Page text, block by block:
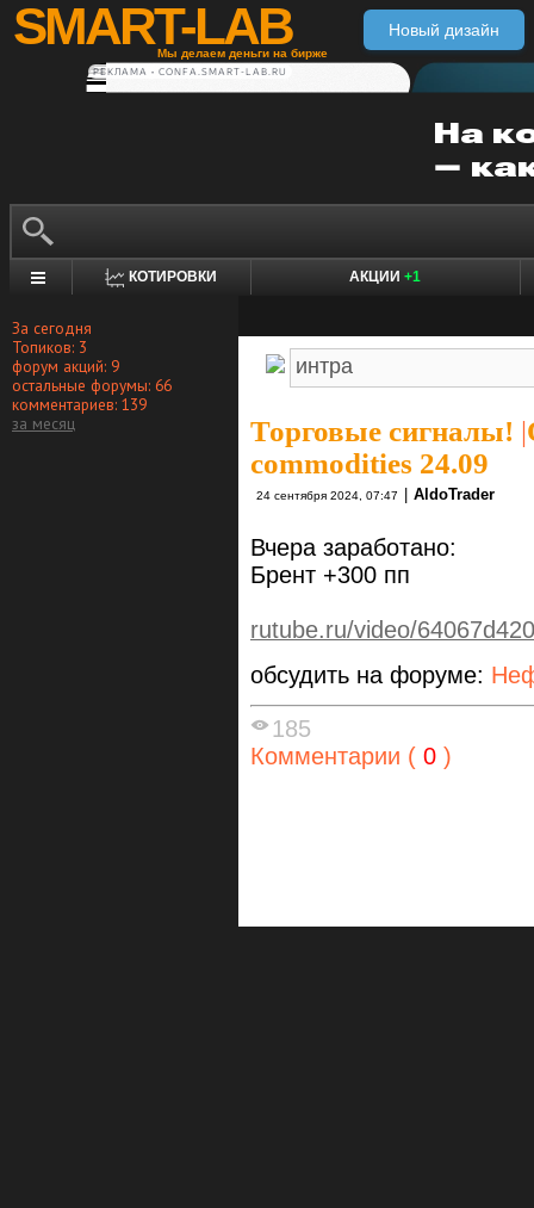
SMART-LAB
Мы делаем деньги на бирже
Новый дизайн
РЕКЛАМА • CONFA.SMART-LAB.RU
КОТИРОВКИ АКЦИИ +1
За сегодня
Топиков: 3
форум акций: 9
остальные форумы: 66
комментариев: 139
за месяц
Торговые сигналы! |
commodities 24.09
24 сентября 2024, 07:47 AldoTrader
Вчера заработано:
Брент +300 пп
rutube.ru/video/
обсудить на форуме:
185
Комментарии ( 0 )